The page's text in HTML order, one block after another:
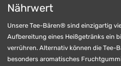
Nährwert
Unsere Tee-Bären® sind einzigartig
Aufbereitung eines Heißgetränks ein
verrühren. Alternativ können die Tee-
besonders aromatisches